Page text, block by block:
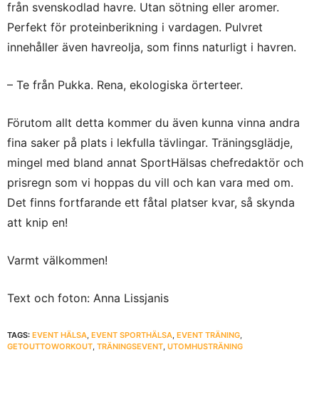
från svenskodlad havre. Utan sötning eller aromer.
Perfekt för proteinberikning i vardagen. Pulvret
innehåller även havreolja, som finns naturligt i havren.
– Te från Pukka. Rena, ekologiska örterteer.
Förutom allt detta kommer du även kunna vinna andra
fina saker på plats i lekfulla tävlingar. Träningsglädje,
mingel med bland annat SportHälsas chefredaktör och
prisregn som vi hoppas du vill och kan vara med om.
Det finns fortfarande ett fåtal platser kvar, så skynda
att knip en!
Varmt välkommen!
Text och foton: Anna Lissjanis
TAGS: EVENT HÄLSA, EVENT SPORTHÄLSA, EVENT TRÄNING,
GETOUTTOWORKOUT, TRÄNINGSEVENT, UTOMHUSTRÄNING